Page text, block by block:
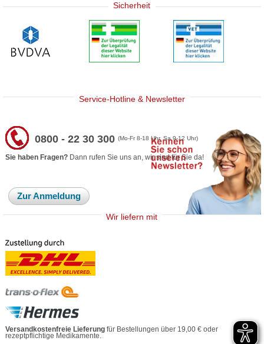
Sicherheit
Service-Hotline & Newsletter
0800 - 22 30 300(Mo-Fr 8-18 Uhr, Sa 9-12 Uhr)
Sie haben Fragen? Dann rufen Sie uns an, wir sind für Sie da!
Zur Anmeldung
Wir liefern mit
Versandkostenfreie Lieferung für Bestellungen über 19,00 € oder
rezeptpflichtige Medikamente.